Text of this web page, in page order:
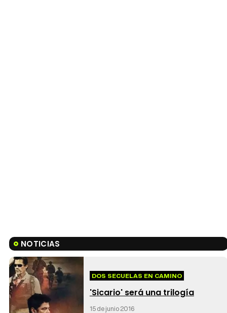
NOTICIAS
DOS SECUELAS EN CAMINO
'Sicario' será una trilogía
15 de junio 2016